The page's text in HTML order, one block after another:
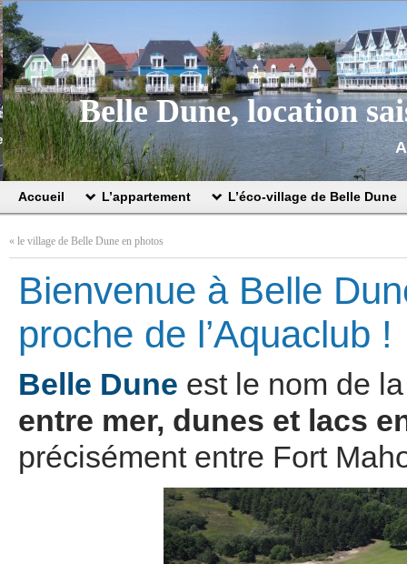
Belle Dune, location
Accueil L’appartement L’éco-village de Belle Dune
« le village de Belle Dune en photos
Bienvenue à Belle
proche de l’Aquaclub !
Belle Dune est le nom de
entre mer, dunes et lacs
précisément entre Fort